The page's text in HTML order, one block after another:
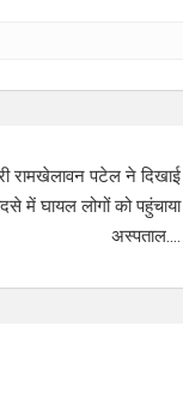
रामखेलावन पटेल ने दिखाई
में घायल लोगों को पहुंचाया
अस्पताल….